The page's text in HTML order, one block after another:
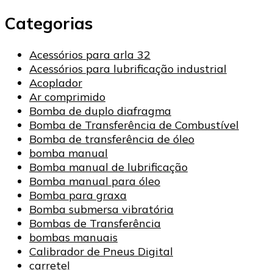
Categorias
Acessórios para arla 32
Acessórios para lubrificação industrial
Acoplador
Ar comprimido
Bomba de duplo diafragma
Bomba de Transferência de Combustível
Bomba de transferência de óleo
bomba manual
Bomba manual de lubrificação
Bomba manual para óleo
Bomba para graxa
Bomba submersa vibratória
Bombas de Transferência
bombas manuais
Calibrador de Pneus Digital
carretel